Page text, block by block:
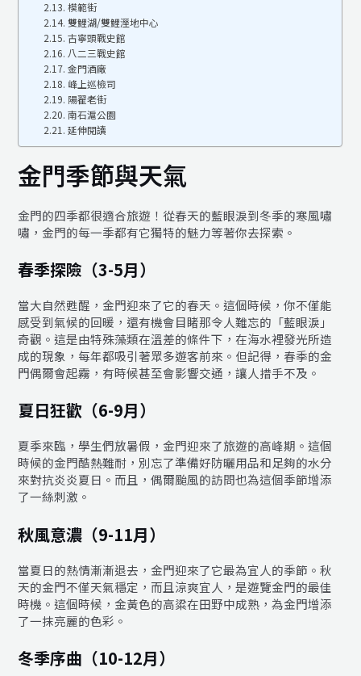
模範街
雙鯉湖/雙鯉溼地中心
古寧頭戰史館
八二三戰史館
金門酒廠
峰上巡檢司
陽翟老街
南石滬公園
延伸閱讀
金門季節與天氣
金門的四季都很適合旅遊！從春天的藍眼淚到冬季的寒風嘯
嘯，金門的每一季都有它獨特的魅力等著你去探索。
春季探險（3-5月）
當大自然甦醒，金門迎來了它的春天。這個時候，你不僅能
感受到氣候的回暖，還有機會目睹那令人難忘的「藍眼淚」
奇觀。這是由特殊藻類在溫差的條件下，在海水裡發光所造
成的現象，每年都吸引著眾多遊客前來。但記得，春季的金
門偶爾會起霧，有時候甚至會影響交通，讓人措手不及。
夏日狂歡（6-9月）
夏季來臨，學生們放暑假，金門迎來了旅遊的高峰期。這個
時候的金門酷熱難耐，別忘了準備好防曬用品和足夠的水分
來對抗炎炎夏日。而且，偶爾颱風的訪問也為這個季節增添
了一絲刺激。
秋風意濃（9-11月）
當夏日的熱情漸漸退去，金門迎來了它最為宜人的季節。秋
天的金門不僅天氣穩定，而且涼爽宜人，是遊覽金門的最佳
時機。這個時候，金黃色的高粱在田野中成熟，為金門增添
了一抹亮麗的色彩。
冬季序曲（10-12月）